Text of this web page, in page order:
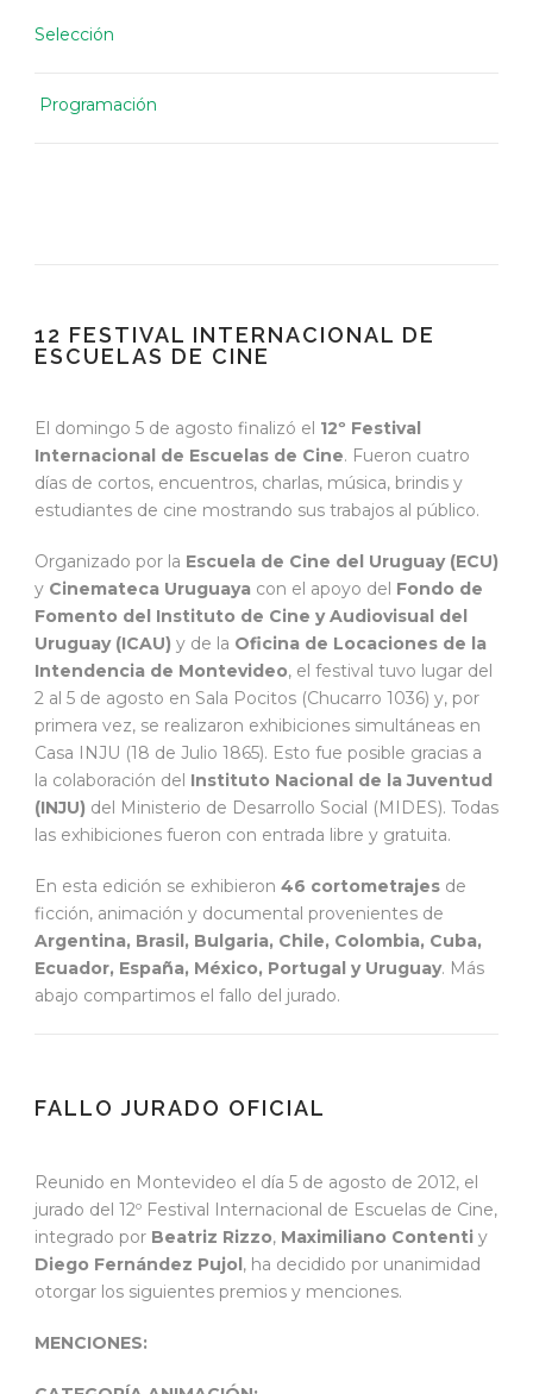
Selección
Programación
12 FESTIVAL INTERNACIONAL DE
ESCUELAS DE CINE
El domingo 5 de agosto finalizó el 12º Festival
Internacional de Escuelas de Cine. Fueron cuatro
días de cortos, encuentros, charlas, música, brindis y
estudiantes de cine mostrando sus trabajos al público.
Organizado por la Escuela de Cine del Uruguay (ECU)
y Cinemateca Uruguaya con el apoyo del Fondo de
Fomento del Instituto de Cine y Audiovisual del
Uruguay (ICAU) y de la Oficina de Locaciones de la
Intendencia de Montevideo, el festival tuvo lugar del
2 al 5 de agosto en Sala Pocitos (Chucarro 1036) y, por
primera vez, se realizaron exhibiciones simultáneas en
Casa INJU (18 de Julio 1865). Esto fue posible gracias a
la colaboración del Instituto Nacional de la Juventud
(INJU) del Ministerio de Desarrollo Social (MIDES). Todas
las exhibiciones fueron con entrada libre y gratuita.
En esta edición se exhibieron 46 cortometrajes de
ficción, animación y documental provenientes de
Argentina, Brasil, Bulgaria, Chile, Colombia, Cuba,
Ecuador, España, México, Portugal y Uruguay. Más
abajo compartimos el fallo del jurado.
FALLO JURADO OFICIAL
Reunido en Montevideo el día 5 de agosto de 2012, el
jurado del 12º Festival Internacional de Escuelas de Cine,
integrado por Beatriz Rizzo, Maximiliano Contenti y
Diego Fernández Pujol, ha decidido por unanimidad
otorgar los siguientes premios y menciones.
MENCIONES: